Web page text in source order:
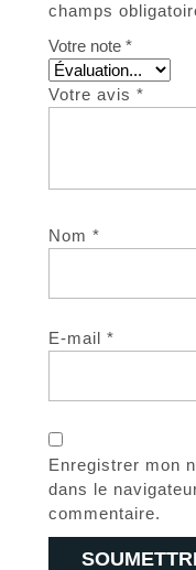
champs
Votre note *
Votre avis *
Nom *
E-mail *
Enregistrer mon
dans le
commentaire.